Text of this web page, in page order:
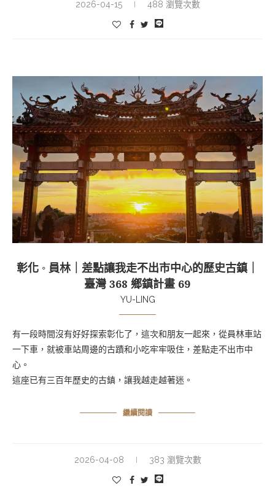
2026-04-15 488 瀏覽次數
彰化 ◦ 員林｜差點讓我走不出市中心的歷史古鎮｜
臺灣 368 鄉鎮計畫 69
YU-LING
有一段時間沒有好好探索彰化了，這次和朋友一起來，從員林車站
一下車，就被車站周邊的古蹟和小吃牢牢吸住，差點走不出市中
心。
這座已有三百年歷史的古鎮，讓我越走越著迷。
繼續閱讀
2026-04-08 383 瀏覽次數